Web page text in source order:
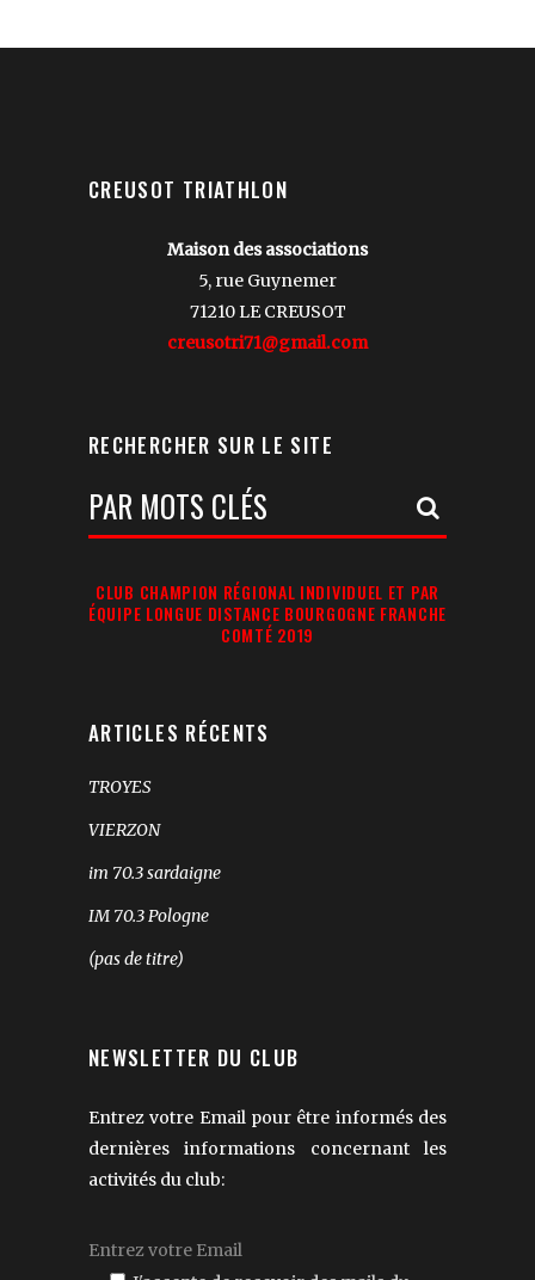
CREUSOT TRIATHLON
Maison des associations
5, rue Guynemer
71210 LE CREUSOT
creusotri71@gmail.com
RECHERCHER SUR LE SITE
Votre
Recherche:
CLUB CHAMPION RÉGIONAL INDIVIDUEL ET PAR
ÉQUIPE LONGUE DISTANCE BOURGOGNE FRANCHE
COMTÉ 2019
ARTICLES RÉCENTS
TROYES
VIERZON
im 70.3 sardaigne
IM 70.3 Pologne
(pas de titre)
NEWSLETTER DU CLUB
Entrez votre Email pour être informés des
dernières informations concernant les
activités du club: